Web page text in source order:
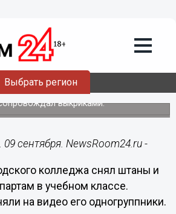
Выбрать регион
партам без штанов
в нижегородском
выкриками.
сентября. NewsRoom24.ru -
колледжа снял штаны и
в учебном классе.
на видео его одногруппники.